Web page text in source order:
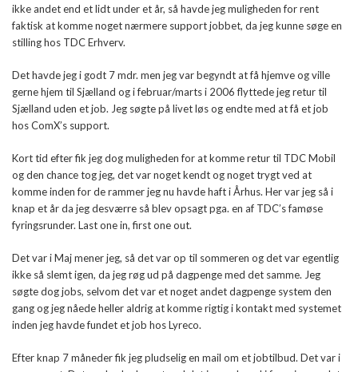
ikke andet end et lidt under et år, så havde jeg muligheden for rent
faktisk at komme noget nærmere support jobbet, da jeg kunne søge en
stilling hos TDC Erhverv.
Det havde jeg i godt 7 mdr. men jeg var begyndt at få hjemve og ville
gerne hjem til Sjælland og i februar/marts i 2006 flyttede jeg retur til
Sjælland uden et job. Jeg søgte på livet løs og endte med at få et job
hos ComX’s support.
Kort tid efter fik jeg dog muligheden for at komme retur til TDC Mobil
og den chance tog jeg, det var noget kendt og noget trygt ved at
komme inden for de rammer jeg nu havde haft i Århus. Her var jeg så i
knap et år da jeg desværre så blev opsagt pga. en af TDC’s famøse
fyringsrunder. Last one in, first one out.
Det var i Maj mener jeg, så det var op til sommeren og det var egentlig
ikke så slemt igen, da jeg røg ud på dagpenge med det samme. Jeg
søgte dog jobs, selvom det var et noget andet dagpenge system den
gang og jeg nåede heller aldrig at komme rigtig i kontakt med systemet
inden jeg havde fundet et job hos Lyreco.
Efter knap 7 måneder fik jeg pludselig en mail om et jobtilbud. Det var i